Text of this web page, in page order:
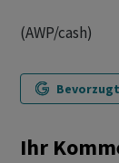
(AWP/cash)
Ihr